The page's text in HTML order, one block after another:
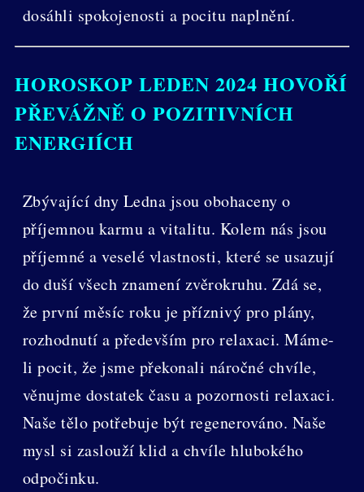
dosáhli spokojenosti a pocitu naplnění.
HOROSKOP LEDEN 2024 HOVOŘÍ
PŘEVÁŽNĚ O POZITIVNÍCH
ENERGIÍCH
Zbývající dny Ledna jsou obohaceny o
příjemnou karmu a vitalitu. Kolem nás jsou
příjemné a veselé vlastnosti, které se usazují
do duší všech znamení zvěrokruhu. Zdá se,
že první měsíc roku je příznivý pro plány,
rozhodnutí a především pro relaxaci. Máme-
li pocit, že jsme překonali náročné chvíle,
věnujme dostatek času a pozornosti relaxaci.
Naše tělo potřebuje být regenerováno. Naše
mysl si zaslouží klid a chvíle hlubokého
odpočinku.